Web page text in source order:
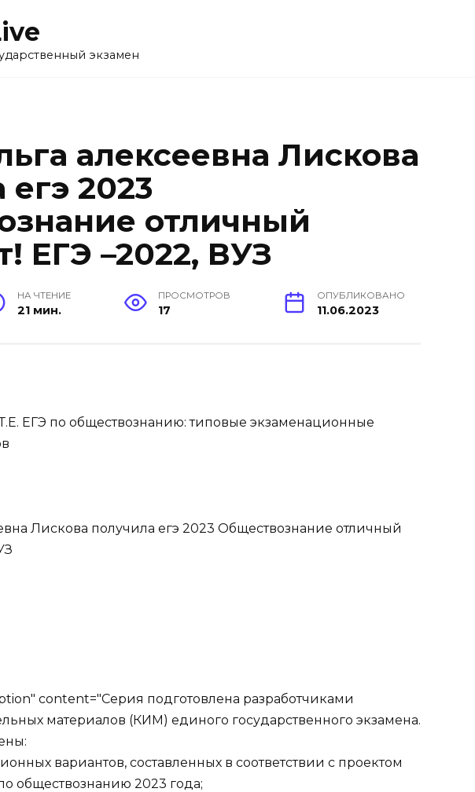
экзамен
алексеевна Лискова
2023
отличный
ЕГЭ –2022, ВУЗ
НА ЧТЕНИЕ
21 мин.
ПРОСМОТРОВ
17
ОПУБЛИКОВАНО
11.06.2023
content="Серия подготовлена разработчиками
материалов (КИМ) единого государственного экзамена.
вариантов, составленных в соответствии с проектом
обществознанию 2023 года;